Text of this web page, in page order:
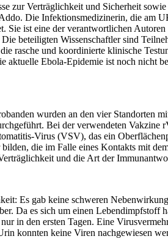
zur Verträglichkeit und Sicherheit
Die Infektionsmedizinerin, die am
Sie ist eine der verantwortlichen
Die beteiligten Wissenschaftler sind
rasche und koordinierte klinische
aktuelle Ebola-Epidemie ist noch nicht
wurden an den vier Standorten
Bei der verwendeten Vakzine
Virus (VSV), das ein
die im Falle eines Kontakts mit
und die Art der
Es gab keine schweren
Da es sich um einen Lebendimpfstoff
in den ersten Tagen. Eine
konnten keine Viren nachgewiesen